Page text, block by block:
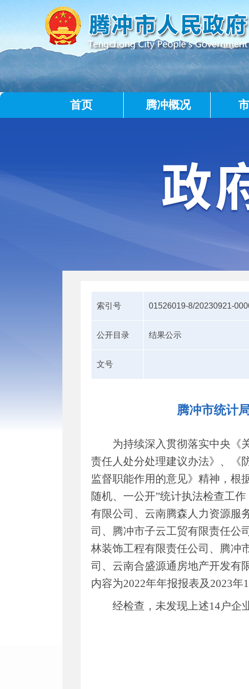
首页 腾冲概况
索引号 01526019-8/20230921-
公开目录 结果公示
文号
腾冲市统计
为持续深入贯彻落实中央《
责任人处分处理建议办法》、《
监督职能作用的意见》精神，根
随机、一公开”统计执法检查工作
有限公司、云南腾森人力资源服
司、腾冲市子云工贸有限责任公
林装饰工程有限责任公司、腾冲
司、云南合盛源通房地产开发有
内容为2022年年报报表及 2023年
经检查，未发现上述14户企